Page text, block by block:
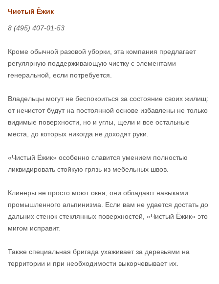
Чистый Ёжик
8 (495) 407-01-53
Кроме обычной разовой уборки, эта компания предлагает
регулярную поддерживающую чистку с элементами
генеральной, если потребуется.
Владельцы могут не беспокоиться за состояние своих жилищ:
от нечистот будут на постоянной основе избавлены не только
видимые поверхности, но и углы, щели и все остальные
места, до которых никогда не доходят руки.
«Чистый Ёжик» особенно славится умением полностью
ликвидировать стойкую грязь из мебельных швов.
Клинеры не просто моют окна, они обладают навыками
промышленного альпинизма. Если вам не удается достать до
дальних стенок стеклянных поверхностей, «Чистый Ёжик» это
мигом исправит.
Также специальная бригада ухаживает за деревьями на
территории и при необходимости выкорчевывает их.